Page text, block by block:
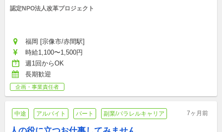
認定NPO法人改革プロジェクト
福岡 [宗像市/赤間駅]
時給1,100〜1,500円
週1回からOK
長期歓迎
企画・事業責任者
中途 アルバイト パート 副業/パラレルキャリア 7ヶ月前